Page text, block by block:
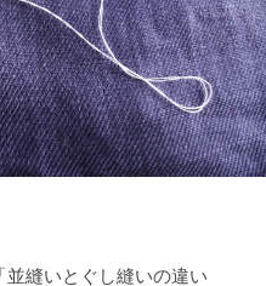
並縫いとぐし縫いの違い